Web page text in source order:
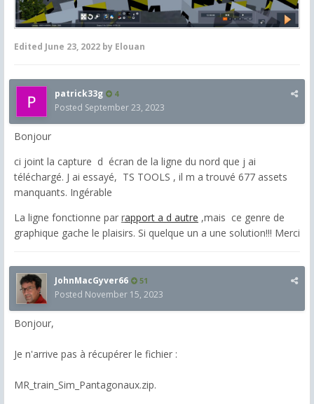
Edited June 23, 2022 by Elouan
patrick33g 4
Posted September 23, 2023
Bonjour
ci joint la capture d écran de la ligne du nord que j ai
téléchargé. J ai essayé, TS TOOLS , il m a trouvé 677 assets
manquants. Ingérable
La ligne fonctionne par rapport a d autre ,mais ce genre de
graphique gache le plaisirs. Si quelque un a une solution!!! Merci
JohnMacGyver66 51
Posted November 15, 2023
Bonjour,
Je n'arrive pas à récupérer le fichier :
MR_train_Sim_Pantagonaux.zip.